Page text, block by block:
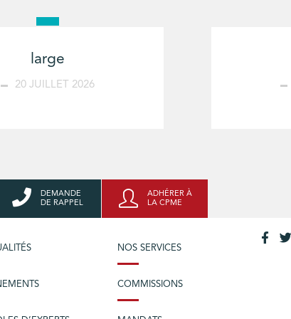
large
20 JUILLET 2026
DEMANDE
DE RAPPEL
ADHÉRER À
LA CPME
NOS SERVICES
COMMISSIONS